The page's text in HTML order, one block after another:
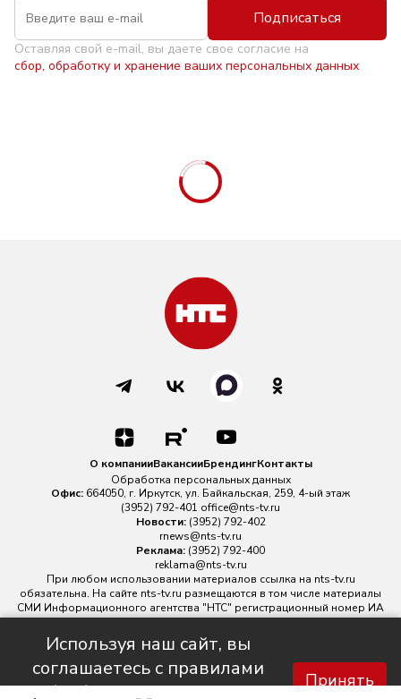
Подписаться
Оставляя свой e-mail, вы даете свое согласие на
сбор, обработку и хранение ваших персональных данных
Используя наш сайт, вы
соглашаетесь с правилами
обработки персональных
Принять
О компанииВакансииБрендингКонтакты
Обработка персональных данных
Офис: 664050, г. Иркутск, ул. Байкальская, 259, 4-ый этаж
(3952) 792-401 office@nts-tv.ru
Новости: (3952) 792-402
rnews@nts-tv.ru
Реклама: (3952) 792-400
reklama@nts-tv.ru
При любом использовании материалов ссылка на nts-tv.ru
обязательна. На сайте nts-tv.ru размещаются в том числе материалы
СМИ Информационного агентства "НТС" регистрационный номер ИА
№ ФС 77 - 88763 зарегистрировано Федеральной службой по
надзору в сфере связи, информационных технологий и массовых
коммуникаций.
Главный редактор ИА "НТС" Иштулкин Евгений Александрович16+